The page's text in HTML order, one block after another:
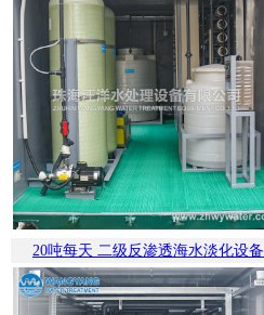
20吨每天 二级反渗透海水淡化设备